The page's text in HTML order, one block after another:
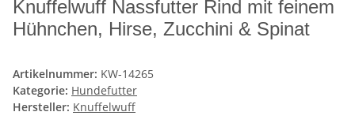
Knuffelwuff Nassfutter Rind mit feinem
Hühnchen, Hirse, Zucchini & Spinat
Artikelnummer: KW-14265
Kategorie: Hundefutter
Hersteller: Knuffelwuff